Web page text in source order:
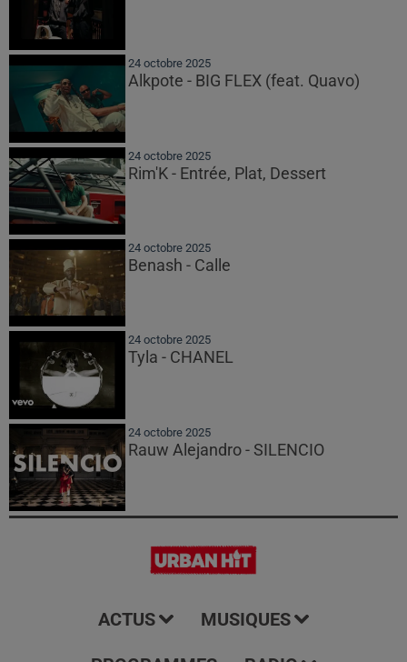
24 octobre 2025
Alkpote - BIG FLEX (feat. Quavo)
24 octobre 2025
Rim'K - Entrée, Plat, Dessert
24 octobre 2025
Benash - Calle
24 octobre 2025
Tyla - CHANEL
24 octobre 2025
Rauw Alejandro - SILENCIO
ACTUS MUSIQUES